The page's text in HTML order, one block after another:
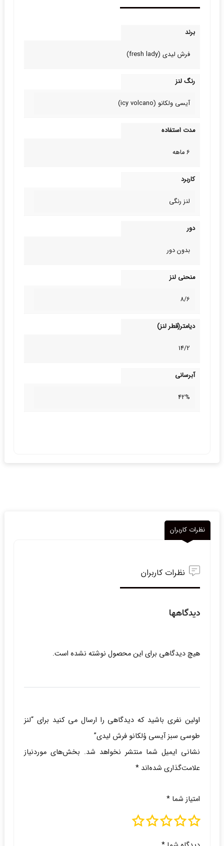
برند
فرش لیدی (fresh lady)
رنگ لنز
آیسی ولکانو (icy volcano)
مدت استفاده
6 ماهه
کاربرد
لنز رنگی
دور
بدون دور
منحنی لنز
8/6
دیامتر(قطر لنز)
14/2
آبرسانی
42%
نظرات کاربران
نظرات کاربران
دیدگاهها
هیچ دیدگاهی برای این محصول نوشته نشده است.
اولین نفری باشید که دیدگاهی را ارسال می کنید برای “لنز
طوسی سبز آیسی وُلکانو فرش لیدی”
نشانی ایمیل شما منتشر نخواهد شد. بخش‌های موردنیاز
علامت‌گذاری شده‌اند *
امتیاز شما *